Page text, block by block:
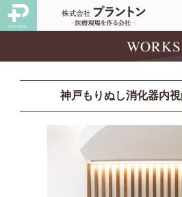
神戸もりぬし消化器内